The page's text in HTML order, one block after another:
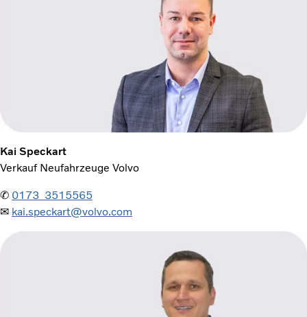
Kai Speckart
Verkauf Neufahrzeuge Volvo
✆ 0173 3515565
✉ kai.speckart@volvo.com